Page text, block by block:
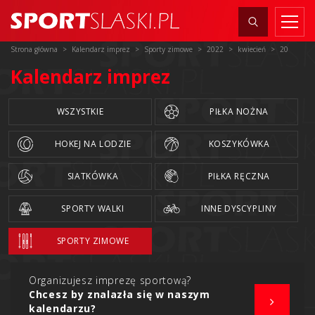
Strona główna Kalendarz imprez Sporty zimowe 2022 kwiecień 20
Kalendarz imprez
WSZYSTKIE PIŁKA NOŻNA
HOKEJ NA LODZIE KOSZYKÓWKA
SIATKÓWKA PIŁKA RĘCZNA
SPORTY WALKI INNE DYSCYPLINY
SPORTY ZIMOWE
Organizujesz imprezę sportową?
Chcesz by znalazła się w naszym
kalendarzu?